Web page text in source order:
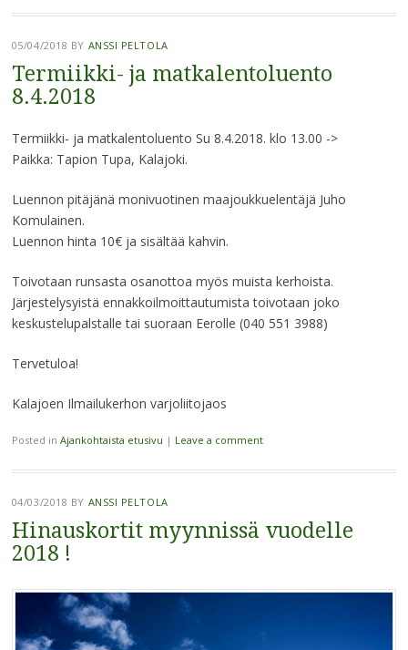
05/04/2018 BY ANSSI PELTOLA
Termiikki- ja matkalentoluento
8.4.2018
Termiikki- ja matkalentoluento Su 8.4.2018. klo 13.00 ->
Paikka: Tapion Tupa, Kalajoki.
Luennon pitäjänä monivuotinen maajoukkuelentäjä Juho
Komulainen.
Luennon hinta 10€ ja sisältää kahvin.
Toivotaan runsasta osanottoa myös muista kerhoista.
Järjestelysyistä ennakkoilmoittautumista toivotaan joko
keskustelupalstalle tai suoraan Eerolle (040 551 3988)
Tervetuloa!
Kalajoen Ilmailukerhon varjoliitojaos
Posted in Ajankohtaista etusivu | Leave a comment
04/03/2018 BY ANSSI PELTOLA
Hinauskortit myynnissä vuodelle
2018 !